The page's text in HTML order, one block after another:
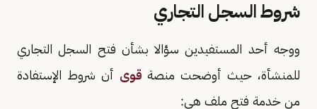
شروط السجل التجاري
ووجه أحد المستفيدين سؤالا بشأن فتح السجل التجاري
للمنشأة، حيث أوضحت منصة قوى أن شروط الإستفادة
من خدمة فتح ملف هي: